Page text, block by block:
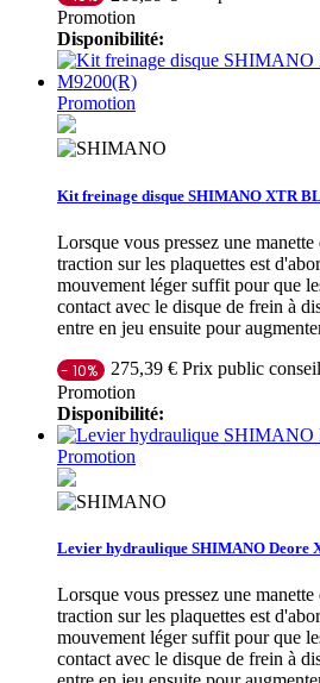
Promotion
Disponibilité:
Promotion
Kit freinage disque SHIMANO XTR
Lorsque vous pressez une
traction sur les plaquettes est
mouvement léger suffit pour que
contact avec le disque de frein à
entre en jeu ensuite pour
- 10% 275,39 € Prix public
Promotion
Disponibilité:
Promotion
Levier hydraulique SHIMANO Deore
Lorsque vous pressez une
traction sur les plaquettes est
mouvement léger suffit pour que
contact avec le disque de frein à